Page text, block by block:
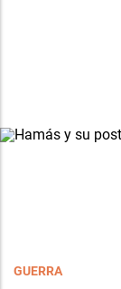
GUERRA